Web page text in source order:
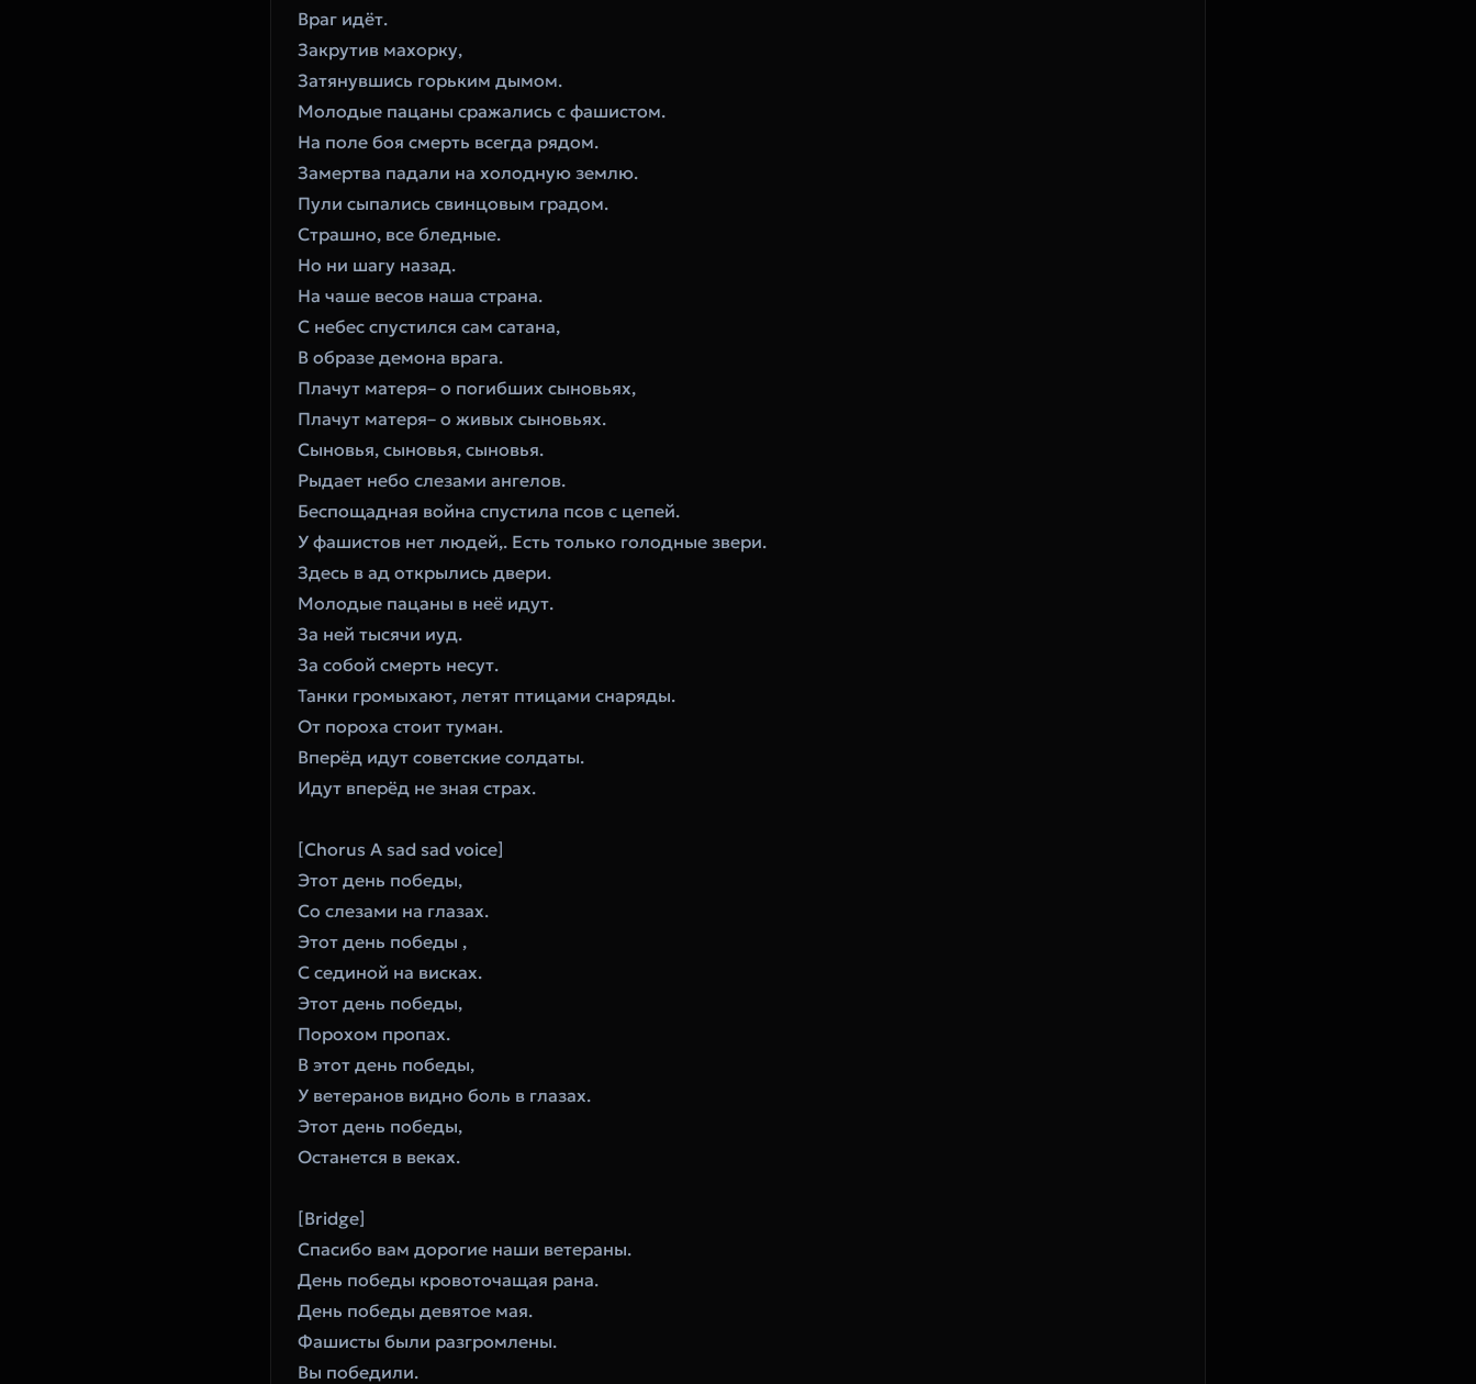
‎Враг идёт.
‎Закрутив махорку,
‎Затянувшись горьким дымом.
‎Молодые пацаны сражались с фашистом.
‎На поле боя смерть всегда рядом.
‎Замертва падали на холодную землю.
‎Пули сыпались свинцовым градом.
‎Страшно, все бледные.
‎Но ни шагу назад.
‎На чаше весов наша страна.
‎С небес спустился сам сатана,
‎В образе демона врага.
‎Плачут матеря– о погибших сыновьях,
‎Плачут матеря– о живых сыновьях.
‎Сыновья, сыновья, сыновья.
‎Рыдает небо слезами ангелов.
‎Беспощадная война спустила псов с цепей.
‎У фашистов нет людей,. Есть только голодные звери.
‎Здесь в ад открылись двери.
‎Молодые пацаны в неё идут.
‎За ней тысячи иуд.
‎За собой смерть несут.
‎Танки громыхают, летят птицами снаряды.
‎От пороха стоит туман.
‎Вперёд идут советские солдаты.
‎Идут вперёд не зная страх.
‎[Chorus A sad sad voice]
‎Этот день победы,
‎Со слезами на глазах.
‎Этот день победы ,
‎С сединой на висках.
‎Этот день победы,
‎Порохом пропах.
‎В этот день победы,
‎У ветеранов видно боль в глазах.
‎Этот день победы,
‎Останется в веках.
‎[Bridge]
‎Спасибо вам дорогие наши ветераны.
‎День победы кровоточащая рана.
‎День победы девятое мая.
‎Фашисты были разгромлены.
‎Вы победили.